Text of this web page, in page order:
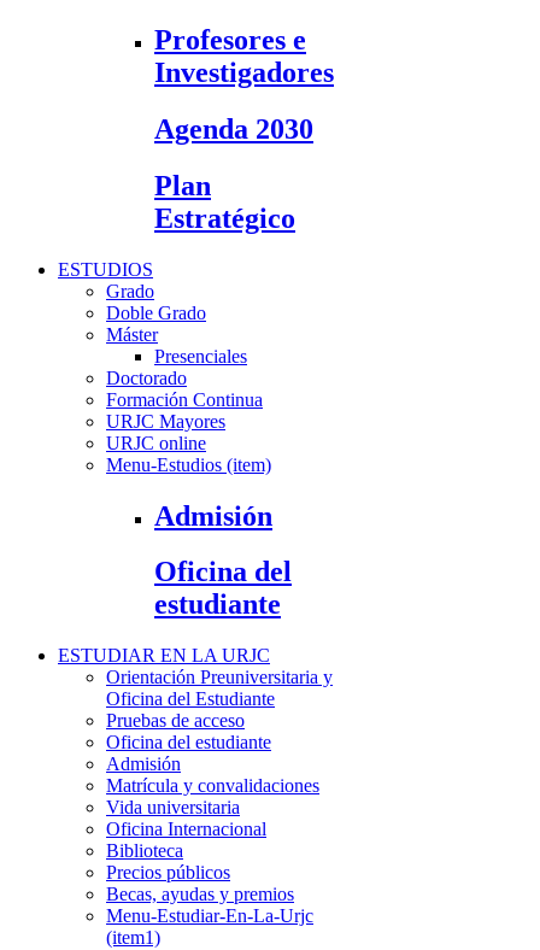
Profesores e
Investigadores
Agenda 2030
Plan
Estratégico
ESTUDIOS
Grado
Doble Grado
Máster
Presenciales
Doctorado
Formación Continua
URJC Mayores
URJC online
Menu-Estudios (item)
Admisión
Oficina del
estudiante
ESTUDIAR EN LA URJC
Orientación Preuniversitaria y
Oficina del Estudiante
Pruebas de acceso
Oficina del estudiante
Admisión
Matrícula y convalidaciones
Vida universitaria
Oficina Internacional
Biblioteca
Precios públicos
Becas, ayudas y premios
Menu-Estudiar-En-La-Urjc
(item1)